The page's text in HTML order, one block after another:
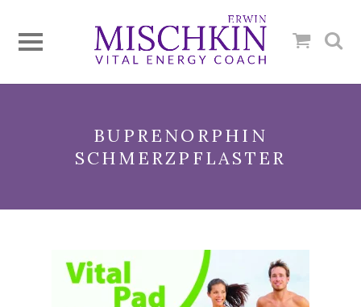
BUPRENORPHIN
SCHMERZPFLASTER